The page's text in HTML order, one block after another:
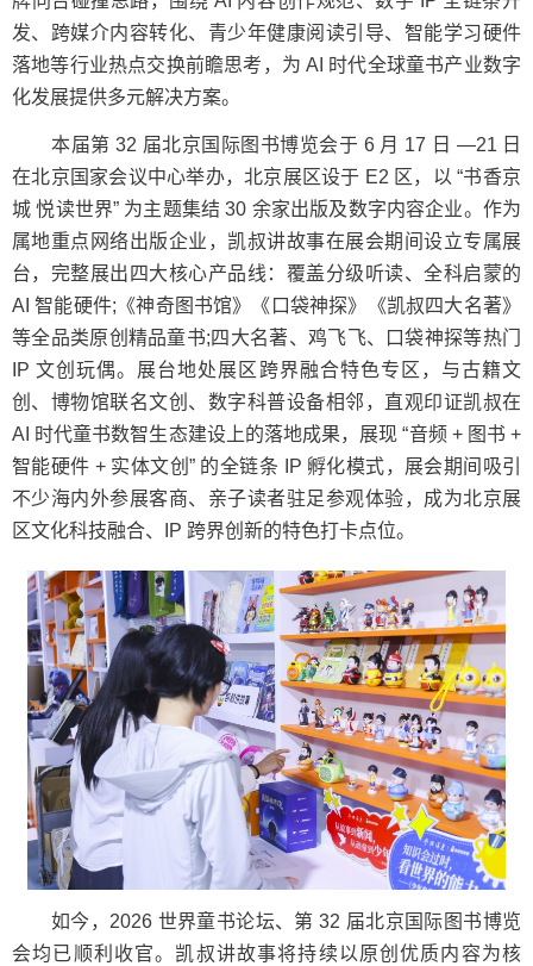
发、跨媒介内容转化、青少年健康阅读引导、智能学习硬件
落地等行业热点交换前瞻思考，为 AI 时代全球童书产业数字
化发展提供多元解决方案。
本届第 32 届北京国际图书博览会于 6 月 17 日 —21 日
在北京国家会议中心举办，北京展区设于 E2 区，以 “书香京
城 悦读世界” 为主题集结 30 余家出版及数字内容企业。作为
属地重点网络出版企业，凯叔讲故事在展会期间设立专属展
台，完整展出四大核心产品线：覆盖分级听读、全科启蒙的
AI 智能硬件;《神奇图书馆》《口袋神探》《凯叔四大名著》
等全品类原创精品童书;四大名著、鸡飞飞、口袋神探等热门
IP 文创玩偶。展台地处展区跨界融合特色专区，与古籍文
创、博物馆联名文创、数字科普设备相邻，直观印证凯叔在
AI 时代童书数智生态建设上的落地成果，展现 “音频 + 图书 +
智能硬件 + 实体文创” 的全链条 IP 孵化模式，展会期间吸引
不少海内外参展客商、亲子读者驻足参观体验，成为北京展
区文化科技融合、IP 跨界创新的特色打卡点位。
如今，2026 世界童书论坛、第 32 届北京国际图书博览
会均已顺利收官。凯叔讲故事将持续以原创优质内容为核